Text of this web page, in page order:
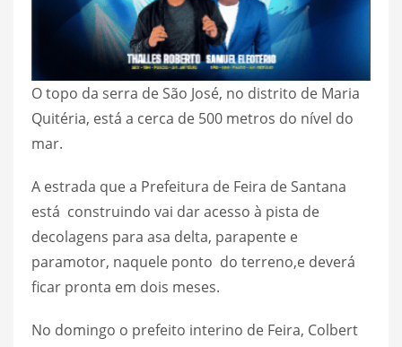
O topo da serra de São José, no distrito de Maria
Quitéria, está a cerca de 500 metros do nível do
mar.
A estrada que a Prefeitura de Feira de Santana
está construindo vai dar acesso à pista de
decolagens para asa delta, parapente e
paramotor, naquele ponto do terreno,e deverá
ficar pronta em dois meses.
No domingo o prefeito interino de Feira, Colbert